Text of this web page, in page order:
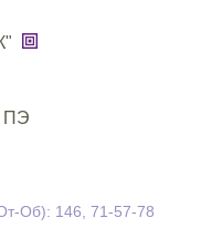
ПЭ
Об): 146, 71-57-78